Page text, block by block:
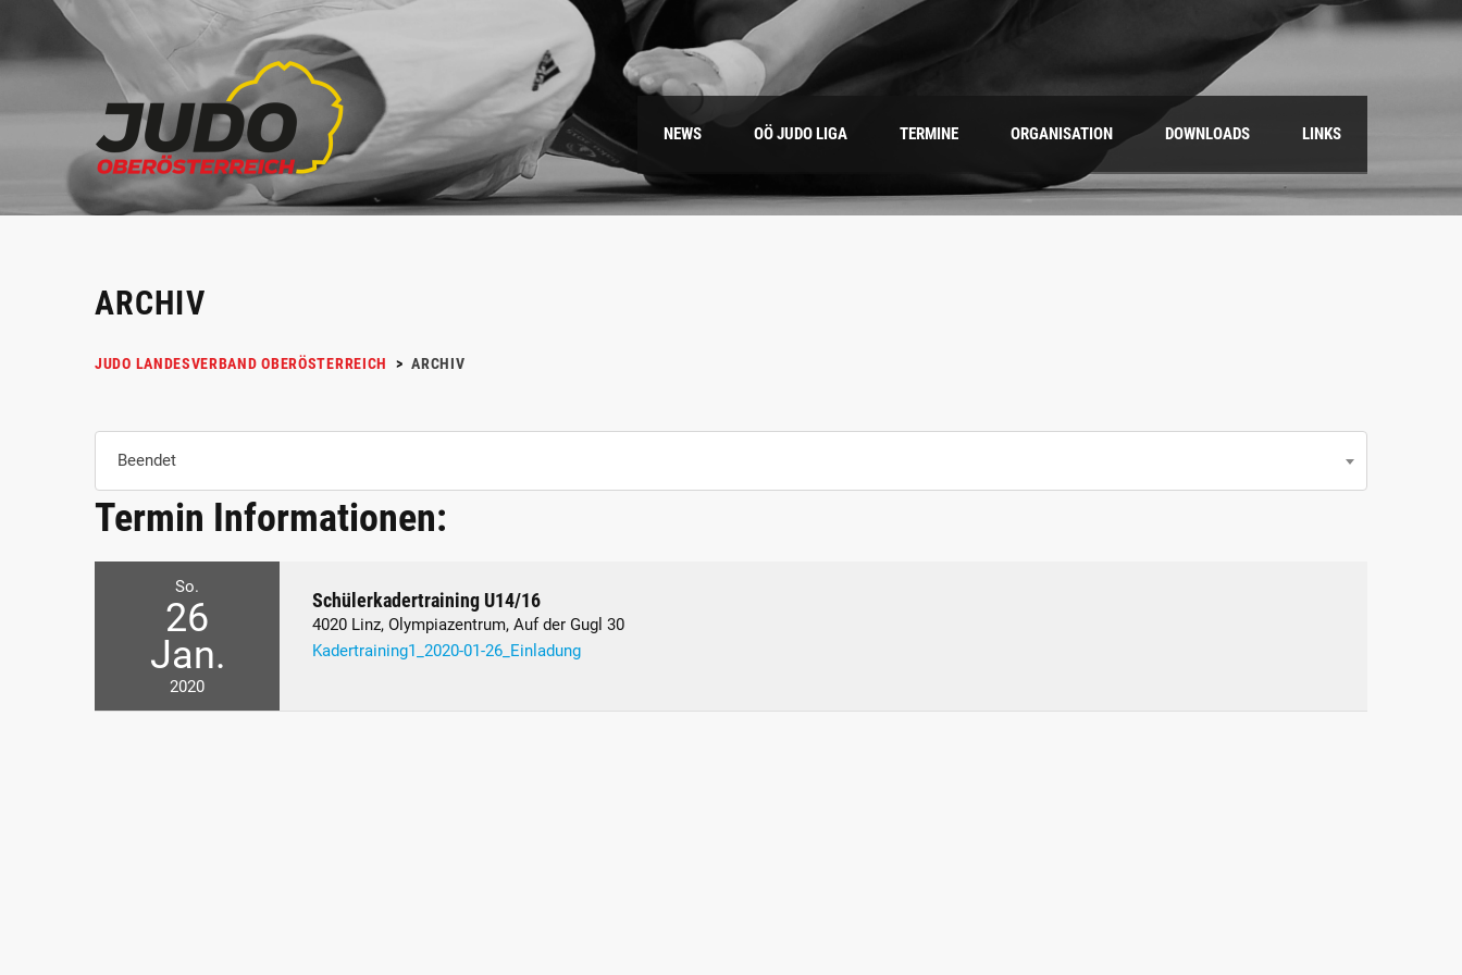
NEWS OÖ JUDO LIGA TERMINE ORGANISATION DOWNLOADS LINKS
ARCHIV
JUDO LANDESVERBAND OBERÖSTERREICH > ARCHIV
Beendet
Termin Informationen:
So.
26
Jan.
2020
Schülerkadertraining U14/16
4020 Linz, Olympiazentrum, Auf der Gugl 30
Kadertraining1_2020-01-26_Einladung